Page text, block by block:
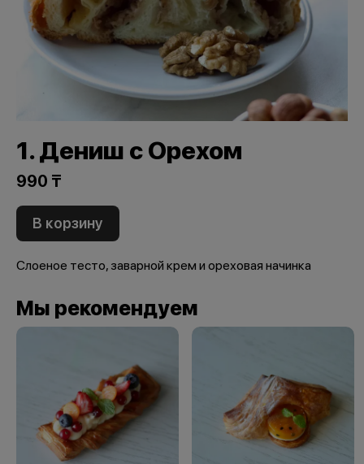
1. Дениш с Орехом
990 ₸
В корзину
Слоеное тесто, заварной крем и ореховая начинка
Мы рекомендуем